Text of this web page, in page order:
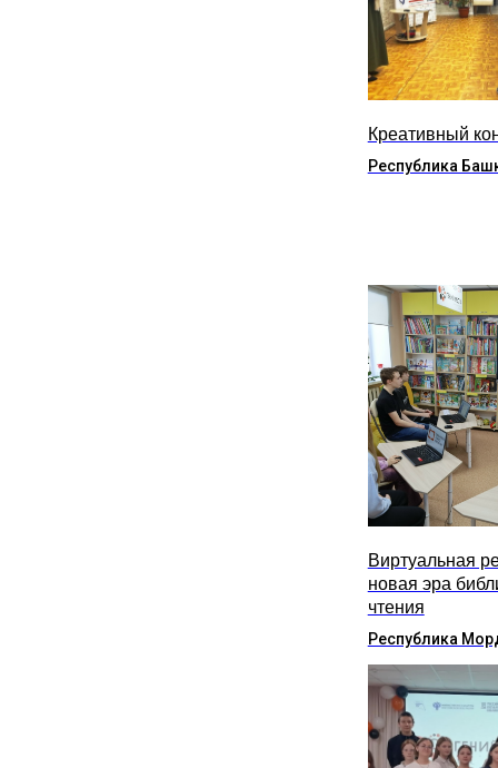
Креативный
Республика
Виртуальная
новая эра
чтения
Республика